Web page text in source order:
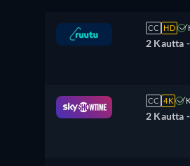
CC HD
2 Kautta -
CC 4K
2 Kautta -